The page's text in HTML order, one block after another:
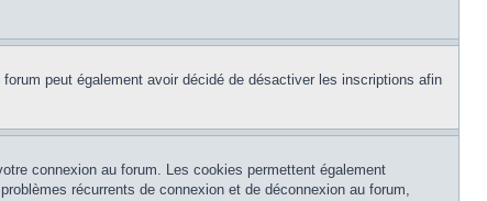
peut également avoir décidé de désactiver les inscriptions afin
connexion au forum. Les cookies permettent également
récurrents de connexion et de déconnexion au forum,